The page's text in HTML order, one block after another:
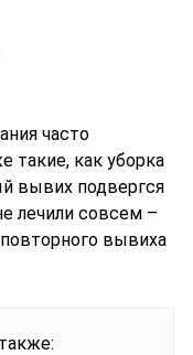
часто
такие, как уборка
вывих подвергся
лечили совсем –
вывиха